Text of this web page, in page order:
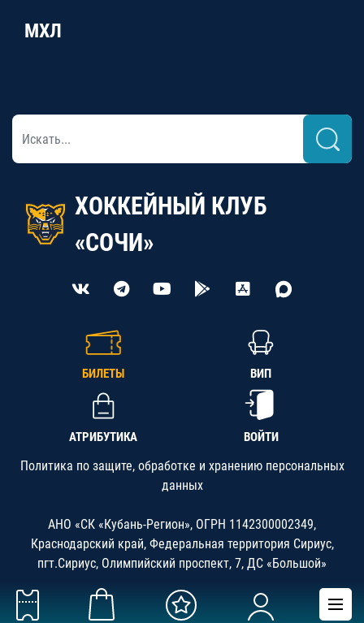
МХЛ
ХОККЕЙНЫЙ КЛУБ
«СОЧИ»
БИЛЕТЫ ВИП
АТРИБУТИКА ВОЙТИ
Политика по защите, обработке и хранению персональных
данных
АНО «СК «Кубань-Регион», ОГРН 1142300002349,
Краснодарский край, Федеральная территория Сириус,
пгт.Сириус, Олимпийский проспект, 7, ДС «Большой»